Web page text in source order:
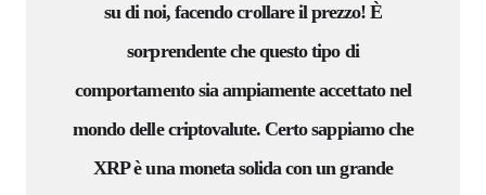
su di noi, facendo crollare il prezzo! È
sorprendente che questo tipo di
comportamento sia ampiamente accettato nel
mondo delle criptovalute. Certo sappiamo che
XRP è una moneta solida con un grande